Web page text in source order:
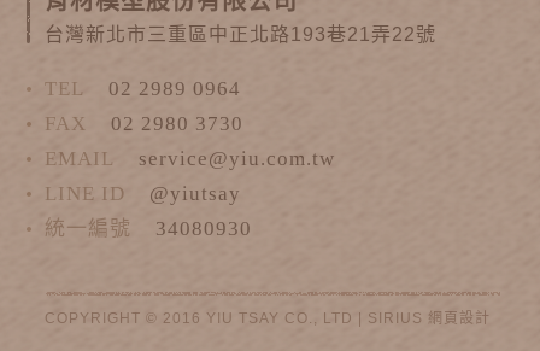
台灣新北市三重區中正北路193巷21弄22號
TEL
02 2989 0964
FAX
02 2980 3730
EMAIL
service@yiu.com.tw
LINE ID
@yiutsay
統一編號
34080930
COPYRIGHT © 2016 YIU TSAY CO., LTD | SIRIUS 網頁設計